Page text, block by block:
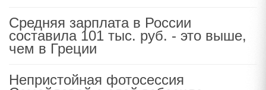
Средняя зарплата в России
составила 101 тыс. руб. - это выше,
чем в Греции
Непристойная фотосессия